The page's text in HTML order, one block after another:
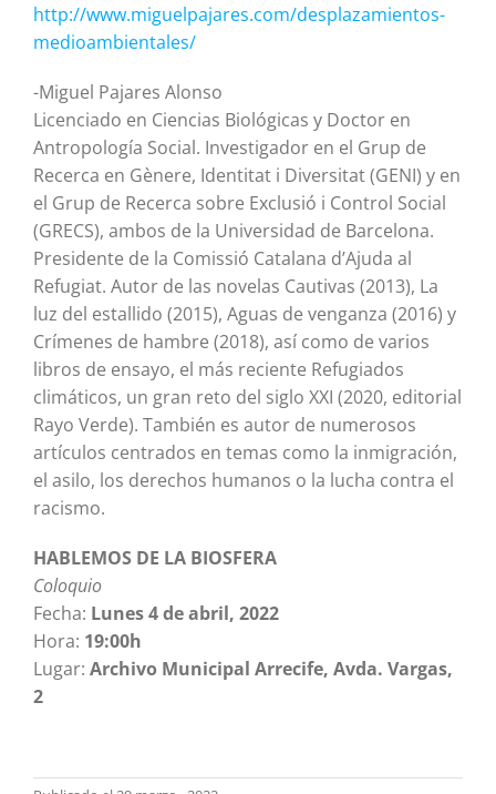
http://www.miguelpajares.com/desplazamientos-
medioambientales/
-Miguel Pajares Alonso
Licenciado en Ciencias Biológicas y Doctor en
Antropología Social. Investigador en el Grup de
Recerca en Gènere, Identitat i Diversitat (GENI) y en
el Grup de Recerca sobre Exclusió i Control Social
(GRECS), ambos de la Universidad de Barcelona.
Presidente de la Comissió Catalana d’Ajuda al
Refugiat. Autor de las novelas Cautivas (2013), La
luz del estallido (2015), Aguas de venganza (2016) y
Crímenes de hambre (2018), así como de varios
libros de ensayo, el más reciente Refugiados
climáticos, un gran reto del siglo XXI (2020, editorial
Rayo Verde). También es autor de numerosos
artículos centrados en temas como la inmigración,
el asilo, los derechos humanos o la lucha contra el
racismo.
HABLEMOS DE LA BIOSFERA
Coloquio
Fecha: Lunes 4 de abril, 2022
Hora: 19:00h
Lugar: Archivo Municipal Arrecife, Avda. Vargas,
2